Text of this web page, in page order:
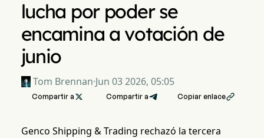
lucha por poder se
encamina a votación de
junio
Tom Brennan·Jun 03 2026, 05:05
Compartir a  Compartir a Copiar enlace
Genco Shipping & Trading rechazó la tercera